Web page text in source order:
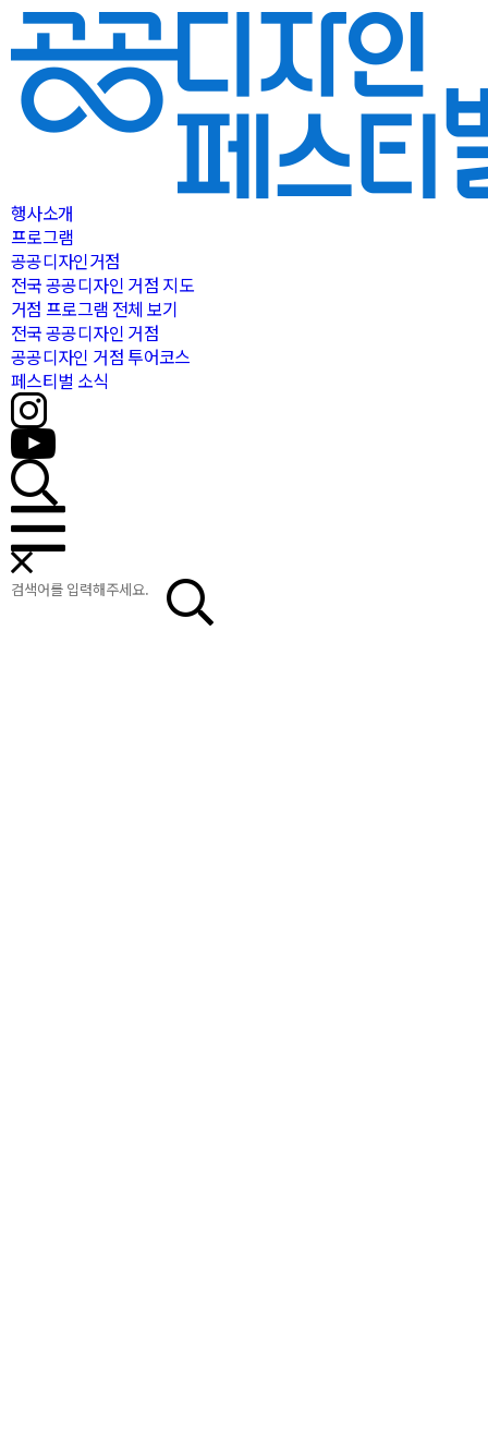
행사소개
프로그램
공공디자인거점
전국 공공디자인 거점 지도
거점 프로그램 전체 보기
전국 공공디자인 거점
공공디자인 거점 투어코스
페스티벌 소식